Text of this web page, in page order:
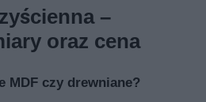
–
oraz cena
MDF czy drewniane?